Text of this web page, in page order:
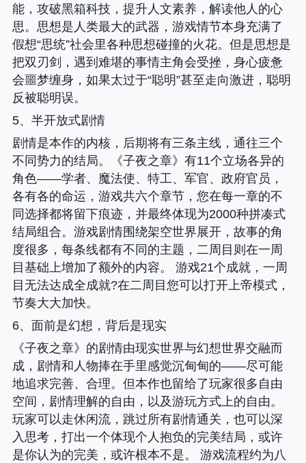
能，攻破黑箱科技，提升人文素养，解读他人的心
思。思想是人类最大的武器，游戏情节本身充满了
假想“思统”社会里各种思想碰撞的火花。但是思想是
把双刃剑，遇到难堪的事情主角会受挫，身心疲惫
会噩梦缠身，如果太过于“聪明”甚至走向激进，聪明
反被聪明误。
5、半开放式剧情
剧情是本作的内核，后期将有三条主线，通往三个
不同势力的结局。《子夜之章》有11个立场各异的
角色——学者、魔法使、特工、军官、政府官员，
各有各的命运，游戏共六个章节，您在每一章的不
同选择都将留下痕迹，并最终体现为2000种拼凑式
结局组合。游戏剧情围绕架空世界展开，故事的角
度很多，每条线都有不同的主题，二周目则在一周
目基础上增加了额外的内容。 游戏21个成就，一周
目无法达成全成就?在二周目您可以打开上帝模式，
节奏大大加快。
6、面前是幻想，背后是现实
《子夜之章》的剧情由现实世界与幻想世界交融而
成，剧情和人物捧在手里感觉沉甸甸的——尽可能
地追求完善、合理。但本作也留给了玩家很多自由
空间，剧情理解的自由，以及游玩方式上的自由。
玩家可以走休闲流，跳过所有剧情通关，也可以深
入思考，打出一个体现个人抱负的完美结局，或许
是你认为的完美，或许根本不是。 游戏流程约为八